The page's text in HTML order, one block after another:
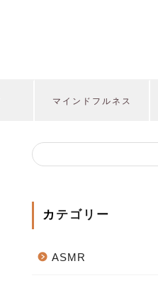
マインドフルネス
カテゴリー
ASMR